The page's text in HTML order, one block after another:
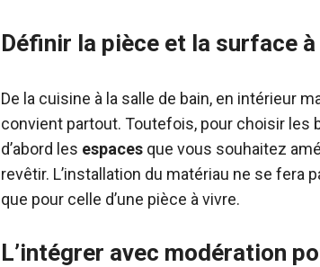
Définir la pièce et la surface
De la cuisine à la salle de bain, en intérieur
convient partout. Toutefois, pour choisir les
d’abord les espaces que vous souhaitez
revêtir. L’installation du matériau ne se fera
que pour celle d’une pièce à vivre.
L’intégrer avec modération